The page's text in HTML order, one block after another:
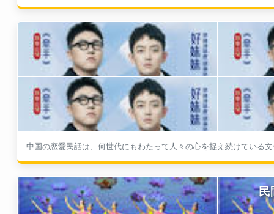
中国の恋愛民話は、何世代にもわたって人々の心を捉え続けている
民